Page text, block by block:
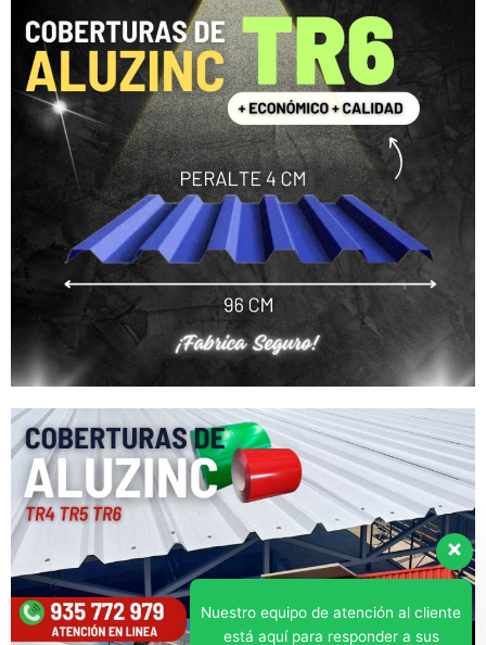
Nuestro equipo de atención al cliente
está aquí para responder a sus